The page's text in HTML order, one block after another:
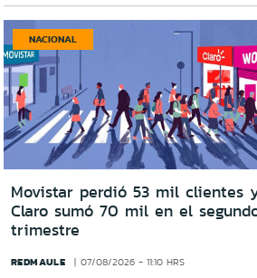
NACIONAL
Movistar perdió 53 mil clientes
Claro sumó 70 mil en el
trimestre
REDMAULE 07/08/2026 - 11:10 HRS